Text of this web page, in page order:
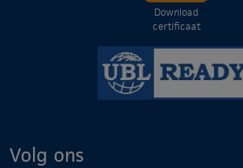
Download
certificaat
Volg ons